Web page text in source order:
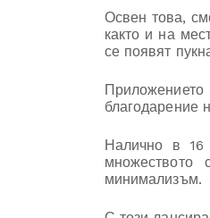
Освен това,
както и на
се появят
благодарение
Налично в 16
множеството
минимализъм.